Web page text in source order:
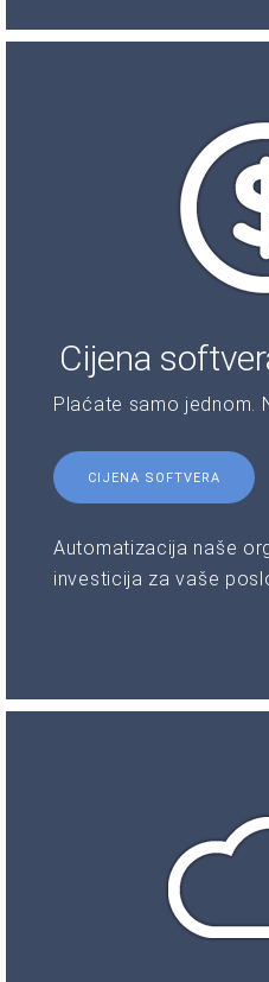
Cijena
Plaćate samo jednom.
CIJENA SOFTVERA
Automatizacija naše
investicija za vaše